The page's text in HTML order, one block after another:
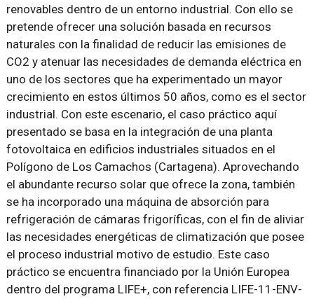
renovables dentro de un entorno industrial. Con ello se
pretende ofrecer una solución basada en recursos
naturales con la finalidad de reducir las emisiones de
CO2 y atenuar las necesidades de demanda eléctrica en
uno de los sectores que ha experimentado un mayor
crecimiento en estos últimos 50 años, como es el sector
industrial. Con este escenario, el caso práctico aquí
presentado se basa en la integración de una planta
fotovoltaica en edificios industriales situados en el
Polígono de Los Camachos (Cartagena). Aprovechando
el abundante recurso solar que ofrece la zona, también
se ha incorporado una máquina de absorción para
refrigeración de cámaras frigoríficas, con el fin de aliviar
las necesidades energéticas de climatización que posee
el proceso industrial motivo de estudio. Este caso
práctico se encuentra financiado por la Unión Europea
dentro del programa LIFE+, con referencia LIFE-11-ENV-